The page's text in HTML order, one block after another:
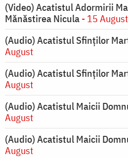
(Video) Acatistul Adormirii
Mănăstirea Nicula- 15 August
(Audio) Acatistul Sfinților
August
(Audio) Acatistul Sfinților
August
(Audio) Acatistul Maicii
August
(Audio) Acatistul Maicii
August